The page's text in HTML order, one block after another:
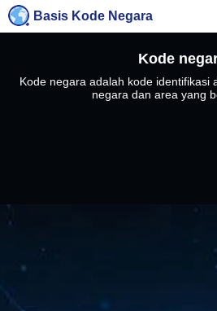
Basis Kode Negara
Kode
Kode negara adalah kode identifikasi
negara dan area yang